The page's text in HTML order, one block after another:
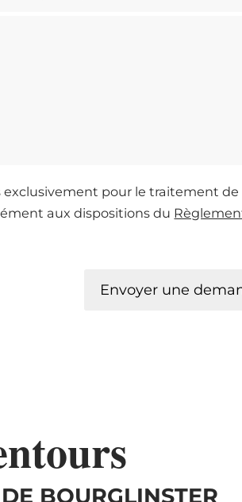
pour le traitement
aux dispositions du
Envoyer une
BOURGLINSTER